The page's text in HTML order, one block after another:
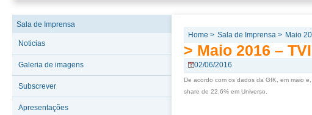
Sala de Imprensa
Noticias
Galeria de imagens
Subscrever
Apresentações
Home > Sala de Imprensa > Maio
> Maio 2016 –
02/06/2016
De acordo com os dados da GfK, em maio
share de 22.6% em Universo.